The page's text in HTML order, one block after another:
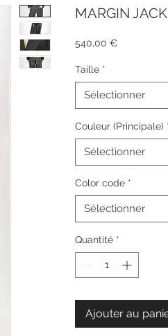
MARGIN
540,00 €Prix
Taille *
Sélectionner
Couleur (Principale)
Sélectionner
Color code *
Sélectionner
Quantité *
Ajouter au